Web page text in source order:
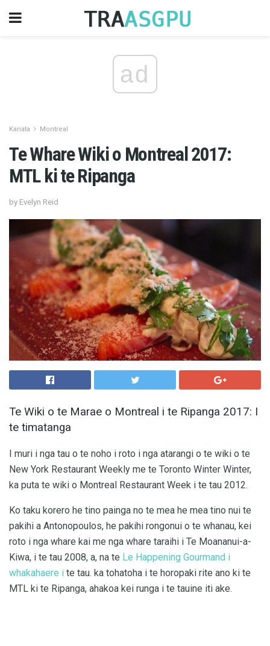
ad
Kanata Montreal
Te Whare Wiki o Montreal 2017:
MTL ki te Ripanga
by Evelyn Reid
Te Wiki o te Marae o Montreal i te Ripanga 2017: I
te timatanga
I muri i nga tau o te noho i roto i nga atarangi o te wiki o te
New York Restaurant Weekly me te Toronto Winter Winter,
ka puta te wiki o Montreal Restaurant Week i te tau 2012.
Ko taku korero he tino painga no te mea he mea tino nui te
pakihi a Antonopoulos, he pakihi rongonui o te whanau, kei
roto i nga whare kai me nga whare taraihi i Te Moananui-a-
Kiwa, i te tau 2008, a, na te Le Happening Gourmand i
whakahaere i te tau. ka tohatoha i te horopaki rite ano ki te
MTL ki te Ripanga, ahakoa kei runga i te tauine iti ake.